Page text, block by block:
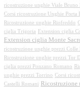
ricostruzione unghie Viale Bruno
Corsi ricostruzione Unghie Porta
Ricostruzione unghie Riofreddo
ciglia Trigoria
Extension ciglia
Extension ciglia Monte
ricostruzione unghie prezzi Colle
Ricostruzione unghie prezzi Tor
ciglia prezzi Ponzano Romano
unghie prezzi Torrino Corsi
Castelli Romani
Ricostruzione